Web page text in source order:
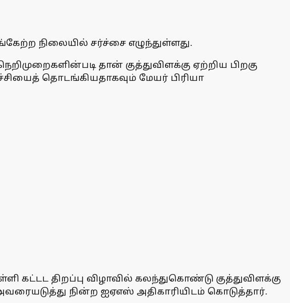
நிலையில் சர்ச்சை எழுந்துள்ளது.
தான் குத்துவிளக்கு ஏற்றிய பிறகு
தொடங்கியதாகவும் மேயர் பிரியா
கட்டட திறப்பு விழாவில் கலந்துகொண்டு குத்துவிளக்கு
நின்ற ஐஏஎஸ் அதிகாரியிடம் கொடுத்தார்.